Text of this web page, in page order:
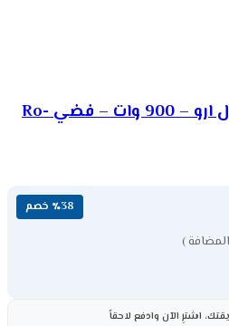
ميكرويف 23 لتر ديجيتال ارو – 900 وات – فضي Ro-
٪38 خصم
)
اشترِ الآن وادفع لاحقاً